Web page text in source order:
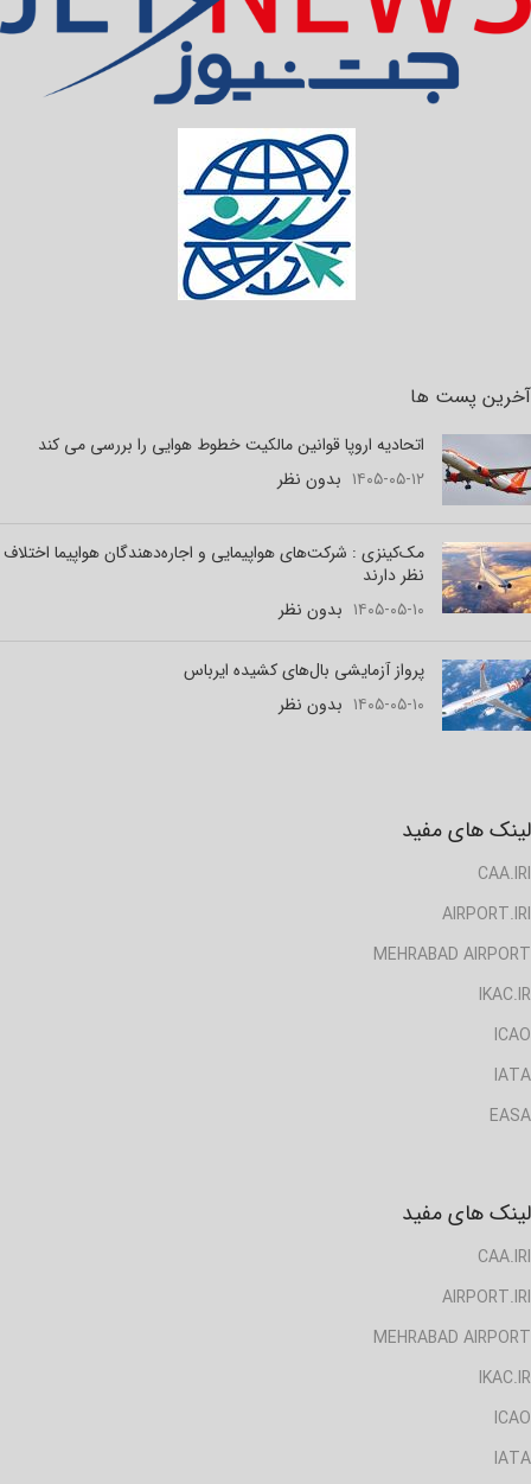
آخرین پست ها
اتحادیه اروپا قوانین مالکیت خطوط هوایی را بررسی می کند
۱۴۰۵-۰۵-۱۲ بدون نظر
مک‌کینزی : شرکت‌های هواپیمایی و اجاره‌دهندگان هواپیما اختلاف
نظر دارند
۱۴۰۵-۰۵-۱۰ بدون نظر
پرواز آزمایشی بال‌های کشیده ایرباس
۱۴۰۵-۰۵-۱۰ بدون نظر
لینک های مفید
CAA.IRI
AIRPORT.IRI
MEHRABAD AIRPORT
IKAC.IR
ICAO
IATA
EASA
لینک های مفید
CAA.IRI
AIRPORT.IRI
MEHRABAD AIRPORT
IKAC.IR
ICAO
IATA